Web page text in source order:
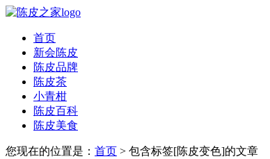
首页
新会陈皮
陈皮品牌
陈皮茶
小青柑
陈皮百科
陈皮美食
您现在的位置是： 首页 > 包含标签[陈皮变色]的文章